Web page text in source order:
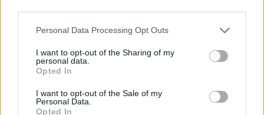
Personal Data Processing Opt Outs
I want to opt-out of the Sharing of my
personal data.
Opted In
I want to opt-out of the Sale of my
Personal Data.
Opted In
překračování rychlosti
titul mistra světa v Ironmanu
SOUVISEJÍCÍ ČLÁNKY
VÍCE OD AUTORA